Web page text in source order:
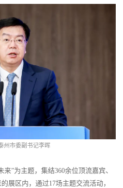
州市委副书记李晖
”为主题，集结360余位顶流嘉宾、
展区内，通过17场主题交流活动，